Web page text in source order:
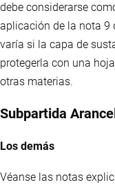
debe considerarse
aplicación de la nota 9
varía si la capa de
protegerla con una
otras materias.
Subpartida
Los demás
Véanse las notas